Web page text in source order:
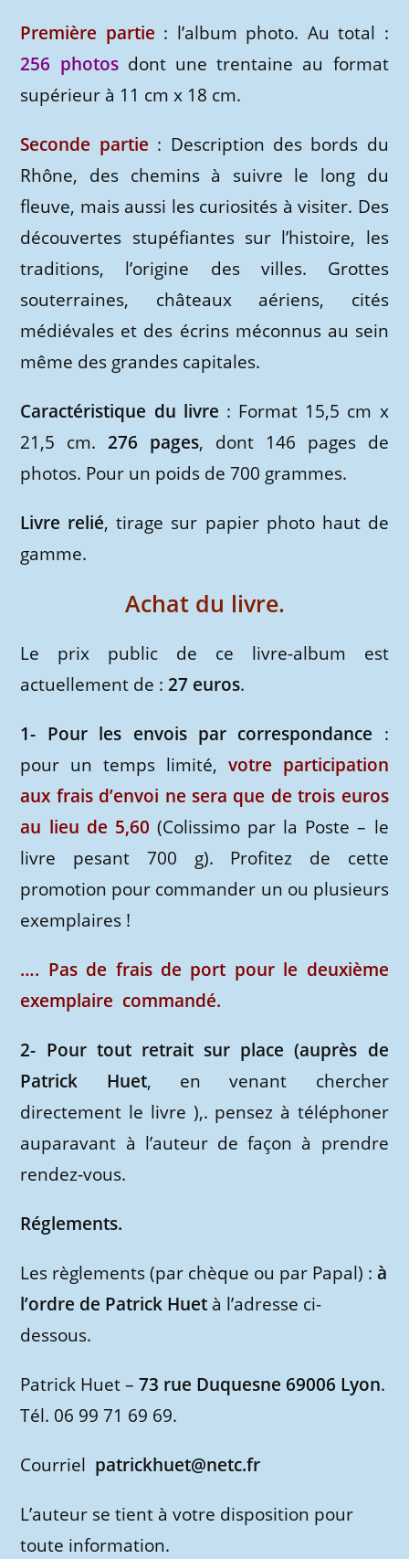
Première partie : l’album photo. Au total :
256 photosdont une trentaine au format
supérieur à 11 cm x 18 cm.
Seconde partie : Description des bords du
Rhône, des chemins à suivre le long du
fleuve, mais aussi les curiosités à visiter. Des
découvertes stupéfiantes sur l’histoire, les
traditions, l’origine des villes. Grottes
souterraines, châteaux aériens, cités
médiévales et des écrins méconnus au sein
même des grandes capitales.
Caractéristique du livre : Format 15,5 cm x
21,5 cm.276 pages, dont 146 pages de
photos. Pour un poids de 700 grammes.
Livre relié, tirage sur papier photo haut de
gamme.
Achat du livre.
Le prix public de ce livre-album est
actuellement de :27 euros.
1- Pour les envois par correspondance :
pour un temps limité, votre participation
aux frais d’envoi ne sera que de trois euros
au lieu de 5,60 (Colissimo par la Poste – le
livre pesant 700 g). Profitez de cette
promotion pour commander un ou plusieurs
exemplaires !
…. Pas de frais de port pour le deuxième
exemplaire commandé.
2- Pour tout retrait sur place (auprès de
Patrick Huet, en venant chercher
directement le livre ),. pensez à téléphoner
auparavant à l’auteur de façon à prendre
rendez-vous.
Réglements.
Les règlements (par chèque ou par Papal) :à
l’ordre de Patrick Huet à l’adresse ci-
dessous.
Patrick Huet –73 rue Duquesne 69006 Lyon.
Tél. 06 99 71 69 69.
Courriel patrickhuet@netc.fr
L’auteur se tient à votre disposition pour
toute information.